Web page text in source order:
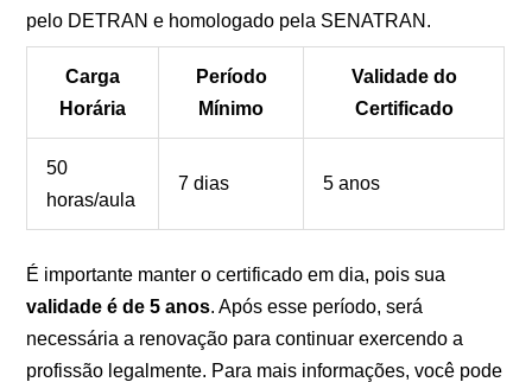
pelo DETRAN e homologado pela SENATRAN.
Carga
Horária
Período
Mínimo
Validade do
Certificado
50
horas/aula
7 dias 5 anos
É importante manter o certificado em dia, pois sua
validade é de 5 anos. Após esse período, será
necessária a renovação para continuar exercendo a
profissão legalmente. Para mais informações, você pode